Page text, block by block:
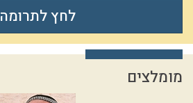
לחץ לתרומה
מומלצים